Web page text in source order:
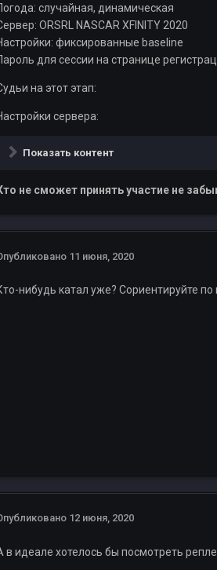
случайная, динамическая
ORSRL NASCAR XFINITY 2020
фиксированные baseline
для сессии на странице
на этот этап:
сервера:
Показать контент
не сможет принять участие не
11 июня, 2020
нибудь катал уже? Сориентируйте
12 июня, 2020
в идеале хотелось бы посмотреть